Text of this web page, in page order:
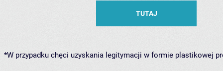
TUTAJ
*W przypadku chęci uzyskania legitymacji w formie plastikowej